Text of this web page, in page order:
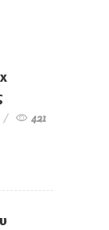
421